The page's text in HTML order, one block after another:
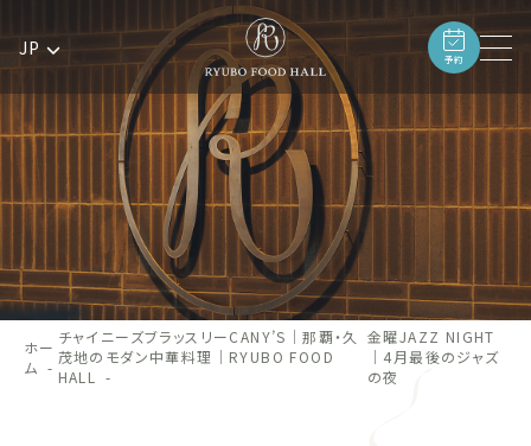
JP
予約
ホー
ム
チャイニーズブラッスリーCANY’S｜那覇・久
茂地のモダン中華料理｜RYUBO FOOD
HALL
金曜JAZZ NIGHT
｜4月最後のジャズ
の夜